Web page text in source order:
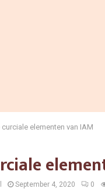
elementen van IAM
September 4, 2020 0